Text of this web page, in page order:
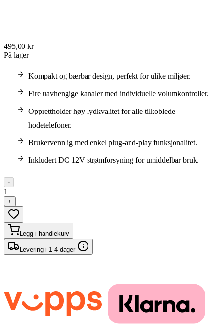
495,00 kr
På lager
Kompakt og bærbar design, perfekt for ulike miljøer.
Fire uavhengige kanaler med individuelle volumkontroller.
Opprettholder høy lydkvalitet for alle tilkoblede
hodetelefoner.
Brukervennlig med enkel plug-and-play funksjonalitet.
Inkludert DC 12V strømforsyning for umiddelbar bruk.
-
1
+
Legg i handlekurv
Levering i 1-4 dager